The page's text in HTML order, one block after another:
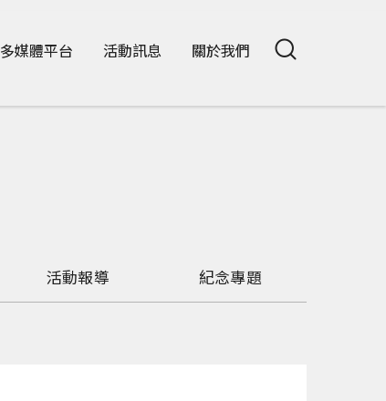
多媒體平台 活動訊息 關於我們
活動報導 紀念專題